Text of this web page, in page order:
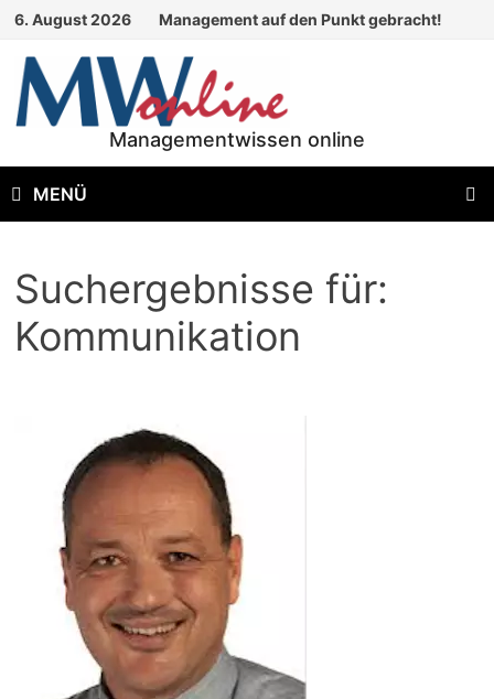
Zum
springen
6. August 2026 Management auf den Punkt gebracht!
Managementwissen online
MENÜ
Suchergebnisse für:
Kommunikation